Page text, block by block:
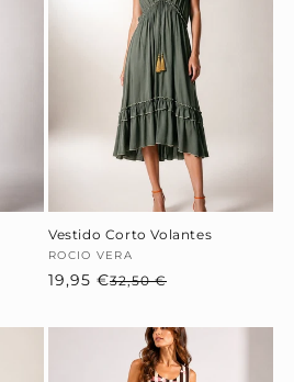
Vestido Corto Volantes
Proveedor:
ROCIO VERA
32,50 €
oferta
19,95 €